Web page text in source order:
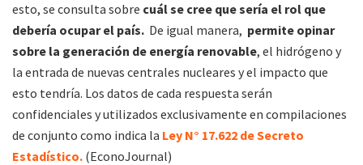
esto, se consulta sobre cuál se cree que sería el rol que
debería ocupar el país. De igual manera, permite opinar
sobre la generación de energía renovable, el hidrógeno y
la entrada de nuevas centrales nucleares y el impacto que
esto tendría. Los datos de cada respuesta serán
confidenciales y utilizados exclusivamente en compilaciones
de conjunto como indica la Ley N° 17.622 de Secreto
Estadístico. (EconoJournal)